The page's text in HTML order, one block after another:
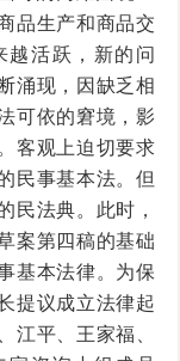
品生产和商品交
越活跃，新的问
涌现，因缺乏相
可依的窘境，影
客观上迫切要求
民事基本法。但
民法典。此时，
案第四稿的基础
基本法律。为保
提议成立法律起
江平、王家福、